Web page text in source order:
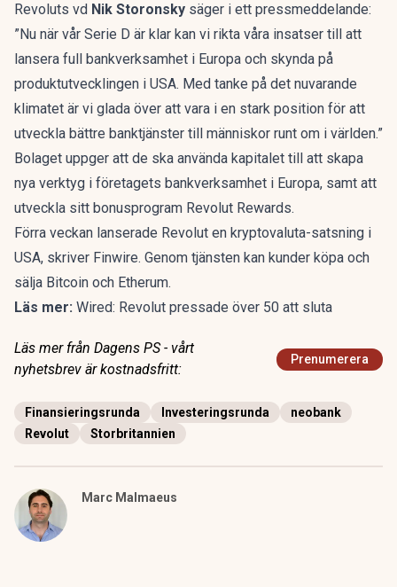
Revoluts vd Nik Storonsky säger i ett pressmeddelande:
”Nu när vår Serie D är klar kan vi rikta våra insatser till att
lansera full bankverksamhet i Europa och skynda på
produktutvecklingen i USA. Med tanke på det nuvarande
klimatet är vi glada över att vara i en stark position för att
utveckla bättre banktjänster till människor runt om i världen.”
Bolaget uppger att de ska använda kapitalet till att skapa
nya verktyg i företagets bankverksamhet i Europa, samt att
utveckla sitt bonusprogram Revolut Rewards.
Förra veckan lanserade Revolut en kryptovaluta-satsning i
USA, skriver Finwire. Genom tjänsten kan kunder köpa och
sälja Bitcoin och Etherum.
Läs mer: Wired: Revolut pressade över 50 att sluta
Läs mer från Dagens PS - vårt
nyhetsbrev är kostnadsfritt:
Prenumerera
Finansieringsrunda Investeringsrunda
neobank
Revolut
Storbritannien
Marc Malmaeus